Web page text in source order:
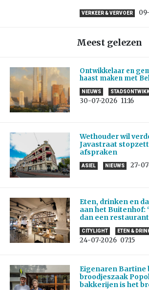
VERKEER & VERVOER
Meest gelezen
Ontwikkelaar en
haast maken met
NIEUWS
30-07-2026 11:16
Wethouder wil
Javastraat
afspraken
ASIEL NIEUWS 27-
Eten, drinken en
aan het Buitenhof:
dan een
CITYLIGHT ETEN &
24-07-2026 07:15
Eigenaren Bartine
broodjeszaak
bakkerijen is het